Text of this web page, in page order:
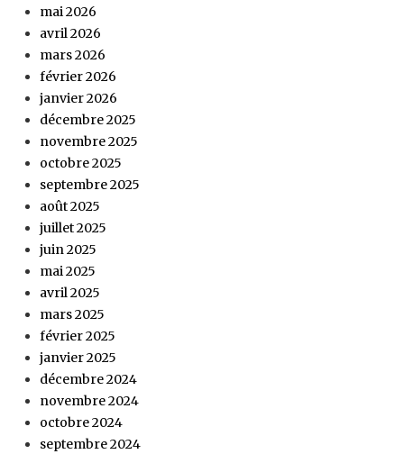
mai 2026
avril 2026
mars 2026
février 2026
janvier 2026
décembre 2025
novembre 2025
octobre 2025
septembre 2025
août 2025
juillet 2025
juin 2025
mai 2025
avril 2025
mars 2025
février 2025
janvier 2025
décembre 2024
novembre 2024
octobre 2024
septembre 2024